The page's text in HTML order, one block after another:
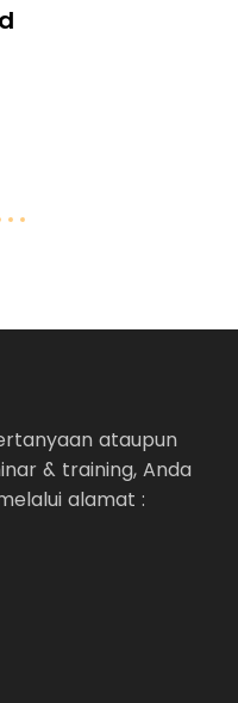
ataupun
& training, Anda
alamat :